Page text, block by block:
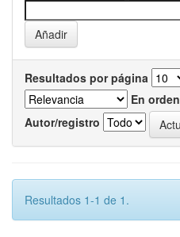
Resultados por página
En orden
Autor/registro
Resultados 1-1 de 1.